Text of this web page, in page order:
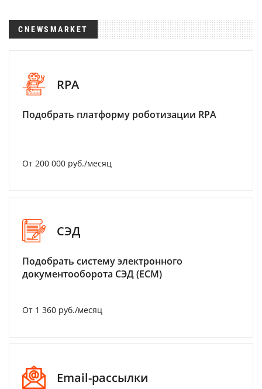
CNEWSMARKET
RPA
Подобрать платформу роботизации RPA
От 200 000 руб./месяц
СЭД
Подобрать систему электронного
документооборота СЭД (ECM)
От 1 360 руб./месяц
Email-рассылки